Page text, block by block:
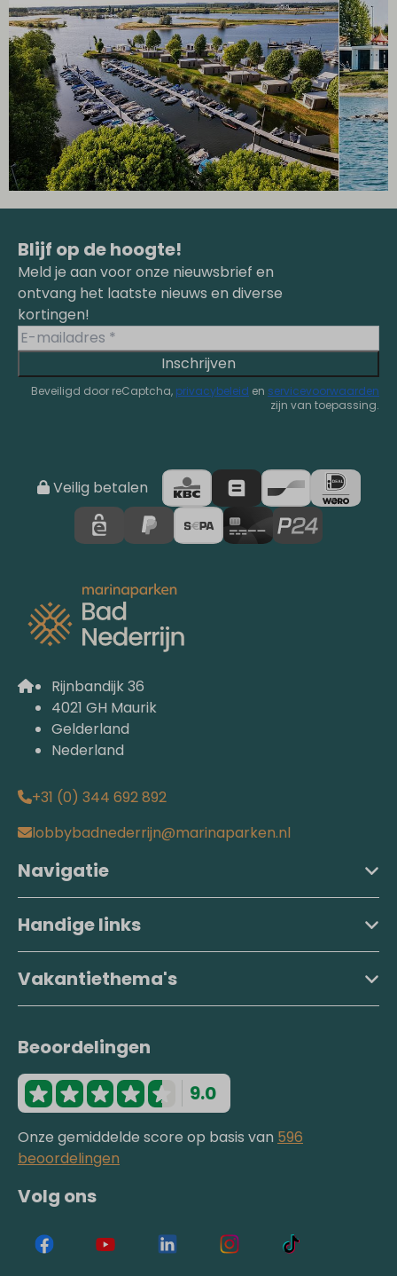
Blijf op de hoogte!
Meld je aan voor onze nieuwsbrief en
ontvang het laatste nieuws en diverse
kortingen!
Inschrijven
Beveiligd door reCaptcha, privacybeleid en servicevoorwaarden
zijn van toepassing.
Veilig betalen
Rijnbandijk 36
4021 GH Maurik
Gelderland
Nederland
+31 (0) 344 692 892
lobbybadnederrijn@marinaparken.nl
Navigatie
Handige links
Vakantiethema's
Beoordelingen
9.0
Onze gemiddelde score op basis van 596
beoordelingen
Volg ons